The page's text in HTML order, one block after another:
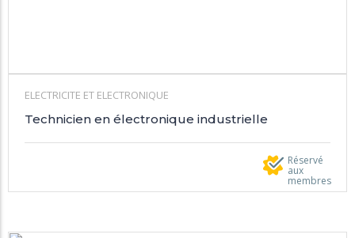
ELECTRICITE ET ELECTRONIQUE
Technicien en électronique industrielle
Réservé
aux
membres